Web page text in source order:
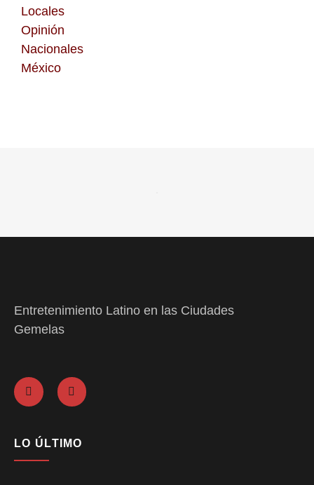
Locales
Opinión
Nacionales
México
Entretenimiento Latino en las Ciudades
Gemelas
LO ÚLTIMO